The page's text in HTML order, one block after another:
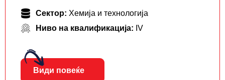
Сектор: Хемија и технологија
Ниво на квалификација: IV
Види повеќе